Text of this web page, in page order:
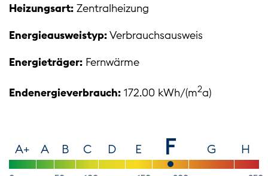
Heizungsart: Zentralheizung
Energieausweistyp:Verbrauchsausweis
Energieträger: Fernwärme
Endenergieverbrauch: 172.00 kWh/(m2a)
A+ A B C D E F G H